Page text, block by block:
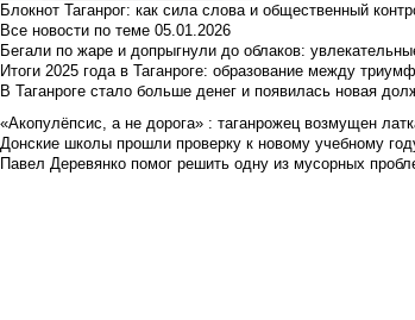
Блокнот Таганрог: как сила слова и общественный
Все новости по теме 05.01.2026
Бегали по жаре и допрыгнули до облаков:
Итоги 2025 года в Таганроге: образование между
В Таганроге стало больше денег и появилась новая
«Акопулёпсис, а не дорога» : таганрожец возмущен
Донские школы прошли проверку к новому учебному
Павел Деревянко помог решить одну из мусорных